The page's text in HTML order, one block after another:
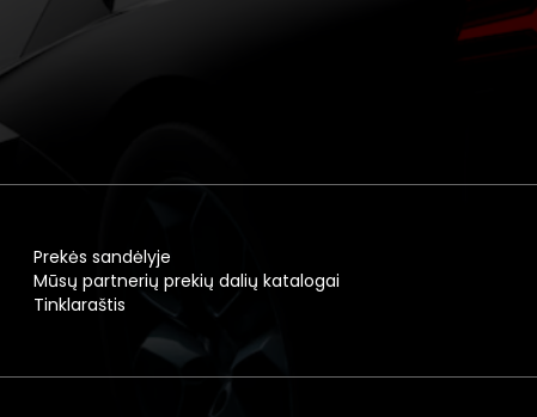
Prekės sandėlyje
Mūsų partnerių prekių dalių katalogai
Tinklaraštis